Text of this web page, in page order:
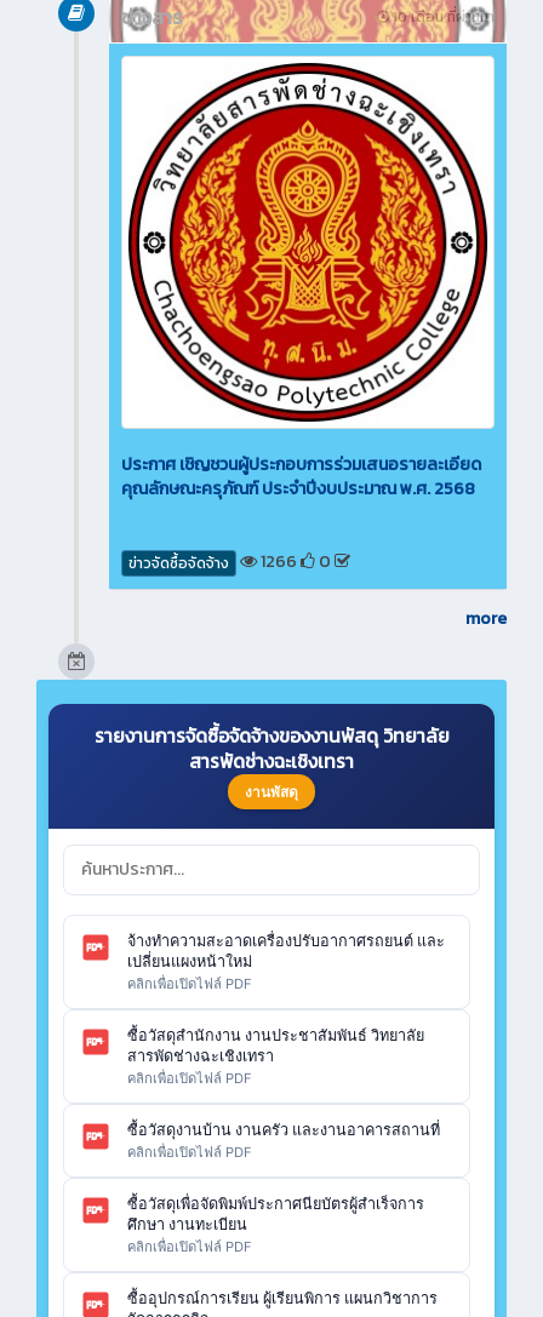
10 เดือน ที่ผ่านมา
ข่าวสาร
ประกาศ เชิญชวนผู้ประกอบการร่วมเสนอรายละเอียด
คุณลักษณะครุภัณฑ์ ประจำปีงบประมาณ พ.ศ. 2568
ข่าวจัดซื้อจัดจ้าง 1266 0
more
รายงานการจัดซื้อจัดจ้างของงานพัสดุ วิทยาลัย
สารพัดช่างฉะเชิงเทรา
งานพัสดุ
จ้างทำความสะอาดเครื่องปรับอากาศรถยนต์ และ
เปลี่ยนแผงหน้าใหม่
คลิกเพื่อเปิดไฟล์ PDF
ซื้อวัสดุสำนักงาน งานประชาสัมพันธ์ วิทยาลัย
สารพัดช่างฉะเชิงเทรา
คลิกเพื่อเปิดไฟล์ PDF
ซื้อวัสดุงานบ้าน งานครัว และงานอาคารสถานที่
คลิกเพื่อเปิดไฟล์ PDF
ซื้อวัสดุเพื่อจัดพิมพ์ประกาศนียบัตรผู้สำเร็จการ
ศึกษา งานทะเบียน
คลิกเพื่อเปิดไฟล์ PDF
ซื้ออุปกรณ์การเรียน ผู้เรียนพิการ แผนกวิชาการ